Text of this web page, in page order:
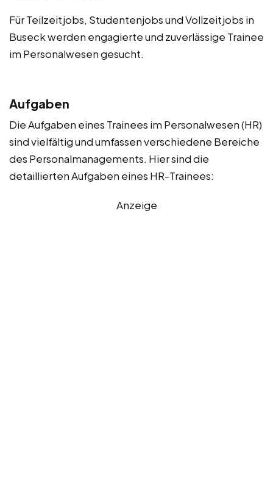
Für Teilzeitjobs, Studentenjobs und Vollzeitjobs in
Buseck werden engagierte und zuverlässige Trainee
im Personalwesen gesucht.
Aufgaben
Die Aufgaben eines Trainees im Personalwesen (HR)
sind vielfältig und umfassen verschiedene Bereiche
des Personalmanagements. Hier sind die
detaillierten Aufgaben eines HR-Trainees:
Anzeige